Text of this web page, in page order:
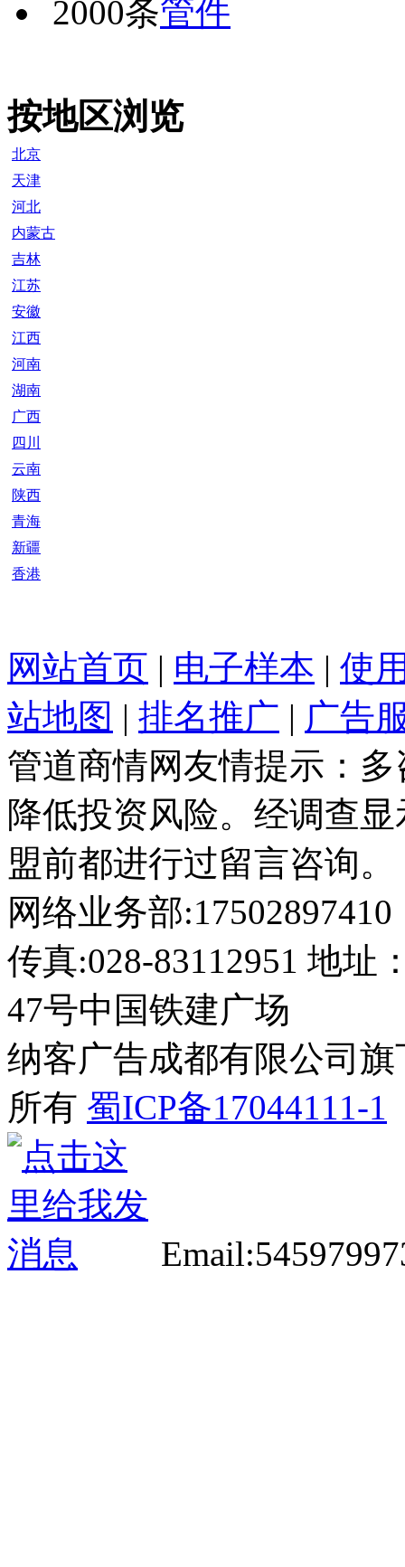
2000条管件
按地区浏览
北京
天津
河北
内蒙古
吉林
江苏
安徽
江西
河南
湖南
广西
四川
云南
陕西
青海
新疆
香港
网站首页 | 电子样本 | 使
站地图 | 排名推广 | 广告
管道商情网友情提示：
降低投资风险。经调查
盟前都进行过留言咨询。
网络业务部
传真:028-83112951 地址
47号中国铁建广场
纳客广告成都有限公司旗
所有 蜀ICP备17044111-1